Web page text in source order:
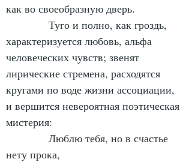
как во своеобразную дверь.
Туго и полно, как гроздь,
характеризуется любовь, альфа
человеческих чувств; звенят
лирические стремена, расходятся
кругами по воде жизни ассоциации,
и вершится невероятная поэтическая
мистерия:
Люблю тебя, но в счастье
нету прока,